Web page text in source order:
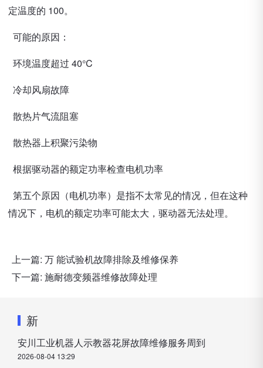
定温度的 100。
可能的原因：
环境温度超过 40°C
冷却风扇故障
散热片气流阻塞
散热器上积聚污染物
根据驱动器的额定功率检查电机功率
第五个原因（电机功率）是指不太常见的情况，但在这种
情况下，电机的额定功率可能太大，驱动器无法处理。
上一篇: 万 能试验机故障排除及维修保养
下一篇: 施耐德变频器维修故障处理
新
安川工业机器人示教器花屏故障维修服务周到
2026-08-04 13:29